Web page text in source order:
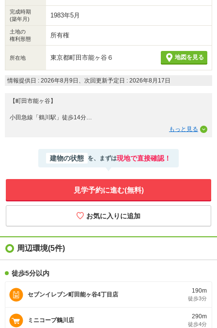
完成時期
(築年月)
1983年5月
土地の
権利形態
所有権
所在地 東京都町田市能ヶ谷６ 地図を見る
情報提供日 : 2026年8月9日、次回更新予定日 : 2026年8月17日
【町田市能ヶ谷】
小田急線「鶴川駅」徒歩14分
駅周辺にはお店が多く、鶴川駅ビル内に小田急マルシェ鶴川
その立地に水回り設備全部新品交換の大規模リフォーム物件
地下車庫・屋根付き駐輪スペース・大型庭付き
■■周辺環境など含め、まずはお気軽に現地をご覧になってみてはいかがで
建物の状態 を、まずは現地で直接確認！
見学予約に進む(無料)
周辺環境(5件)
徒歩5分以内
セブンイレブン町田能ヶ谷4丁目店
190m
徒歩3分
ミニコープ鶴川店
290m
徒歩4分